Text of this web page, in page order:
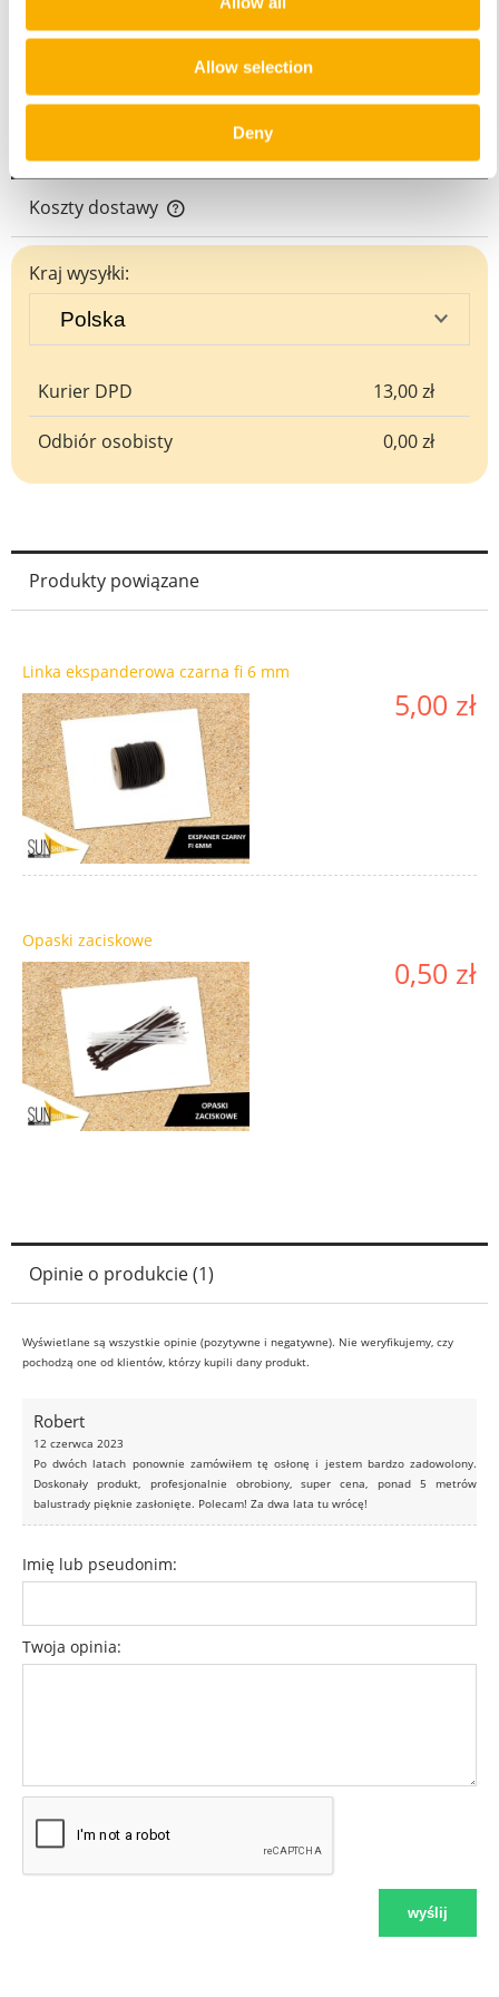
Allow selection
Deny
Pliki do pobrania:
Karta informacyjna osłony balkonowe mesh
Koszty dostawy
Cena nie zawiera ewentualnych kosztów płatności
Kraj wysyłki:
Kurier DPD 13,00 zł
Odbiór osobisty 0,00 zł
Produkty powiązane
Linka ekspanderowa czarna fi 6 mm
5,00 zł
Opaski zaciskowe
0,50 zł
Opinie o produkcie (1)
Wyświetlane są wszystkie opinie (pozytywne i negatywne). Nie weryfikujemy, czy
pochodzą one od klientów, którzy kupili dany produkt.
Robert
12 czerwca 2023
Po dwóch latach ponownie zamówiłem tę osłonę i jestem bardzo zadowolony.
Doskonały produkt, profesjonalnie obrobiony, super cena, ponad 5 metrów
balustrady pięknie zasłonięte. Polecam! Za dwa lata tu wrócę!
Imię lub pseudonim:
Twoja opinia:
wyślij